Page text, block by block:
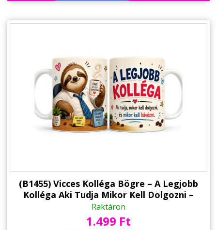
(B1455) Vicces Kolléga Bögre – A Legjobb
Kolléga Aki Tudja Mikor Kell Dolgozni –
Kávés Ajándék Kollégának Lajhárral
Raktáron
1.499 Ft